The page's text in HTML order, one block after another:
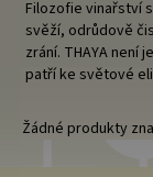
Filozofie vinařství
svěží, odrůdově
zrání. THAYA
patří ke světové
Žádné produkty